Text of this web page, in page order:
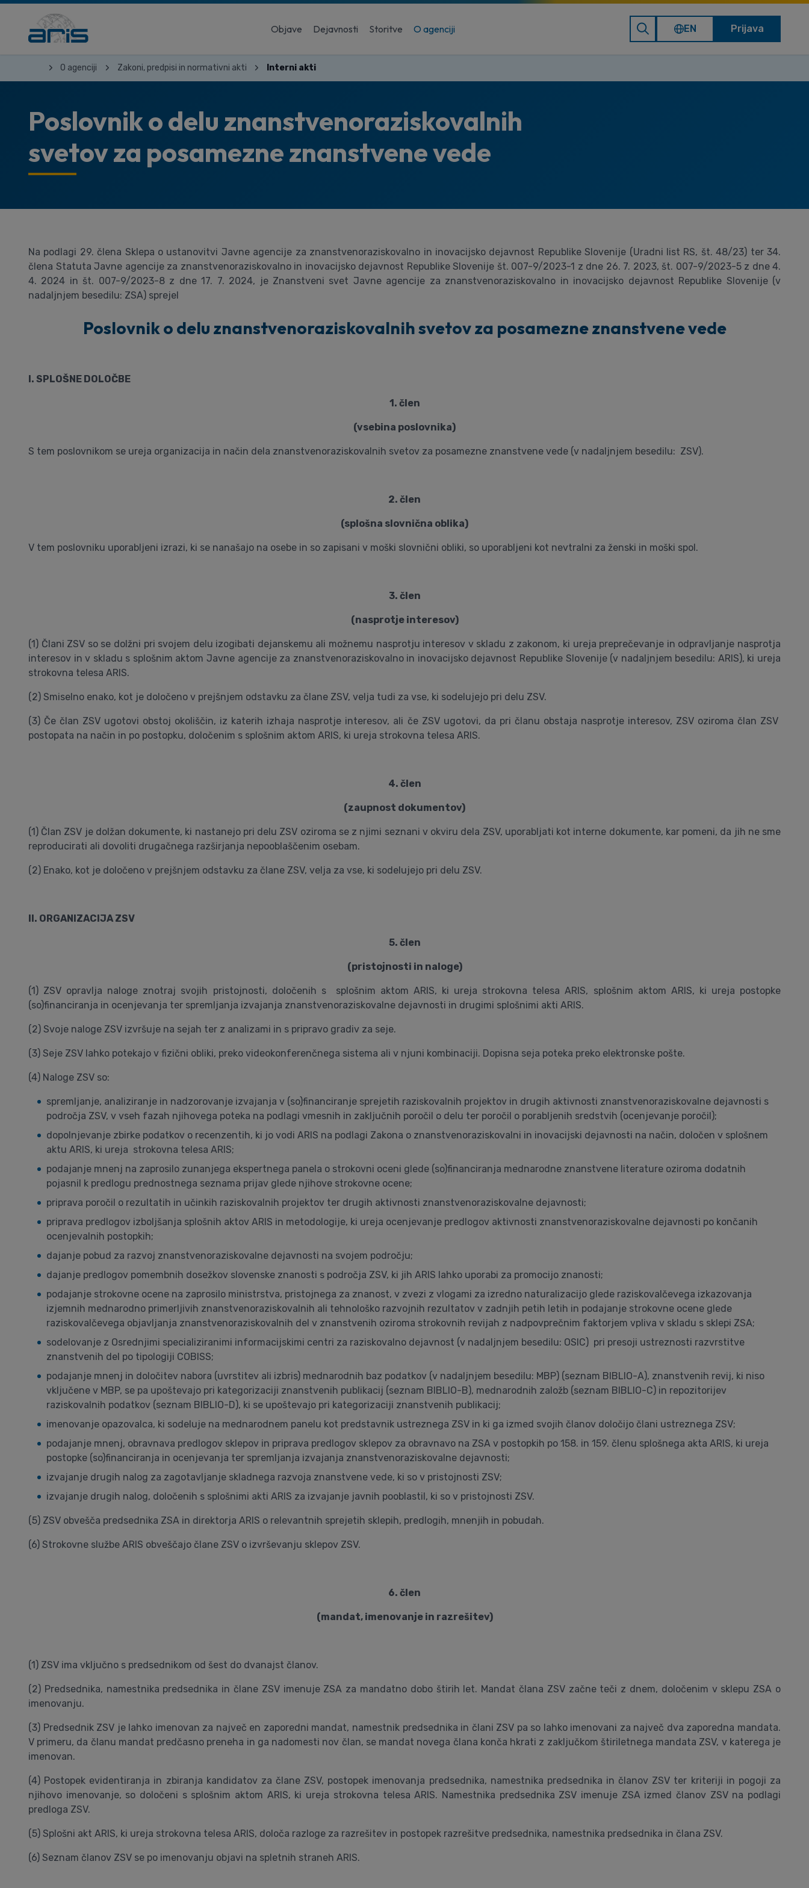
Objave Dejavnosti Storitve O agenciji EN Prijava
O agenciji Zakoni, predpisi in normativni akti Interni akti
Poslovnik o delu znanstvenoraziskovalnih
svetov za posamezne znanstvene vede
Na podlagi 29. člena Sklepa o ustanovitvi Javne agencije za znanstvenoraziskovalno in inovacijsko dejavnost Republike Slovenije (Uradni list RS, št. 48/23) ter 34.
člena Statuta Javne agencije za znanstvenoraziskovalno in inovacijsko dejavnost Republike Slovenije št. 007-9/2023-1 z dne 26. 7. 2023, št. 007-9/2023-5 z dne 4.
4. 2024 in št. 007-9/2023-8 z dne 17. 7. 2024, je Znanstveni svet Javne agencije za znanstvenoraziskovalno in inovacijsko dejavnost Republike Slovenije (v
nadaljnjem besedilu: ZSA) sprejel
Poslovnik o delu znanstvenoraziskovalnih svetov za posamezne znanstvene vede
I. SPLOŠNE DOLOČBE
1. člen
(vsebina poslovnika)
S tem poslovnikom se ureja organizacija in način dela znanstvenoraziskovalnih svetov za posamezne znanstvene vede (v nadaljnjem besedilu: ZSV).
2. člen
(splošna slovnična oblika)
V tem poslovniku uporabljeni izrazi, ki se nanašajo na osebe in so zapisani v moški slovnični obliki, so uporabljeni kot nevtralni za ženski in moški spol.
3. člen
(nasprotje interesov)
(1) Člani ZSV so se dolžni pri svojem delu izogibati dejanskemu ali možnemu nasprotju interesov v skladu z zakonom, ki ureja preprečevanje in odpravljanje nasprotja
interesov in v skladu s splošnim aktom Javne agencije za znanstvenoraziskovalno in inovacijsko dejavnost Republike Slovenije (v nadaljnjem besedilu: ARIS), ki ureja
strokovna telesa ARIS.
(2) Smiselno enako, kot je določeno v prejšnjem odstavku za člane ZSV, velja tudi za vse, ki sodelujejo pri delu ZSV.
(3) Če član ZSV ugotovi obstoj okoliščin, iz katerih izhaja nasprotje interesov, ali če ZSV ugotovi, da pri članu obstaja nasprotje interesov, ZSV oziroma član ZSV
postopata na način in po postopku, določenim s splošnim aktom ARIS, ki ureja strokovna telesa ARIS.
4. člen
(zaupnost dokumentov)
(1) Član ZSV je dolžan dokumente, ki nastanejo pri delu ZSV oziroma se z njimi seznani v okviru dela ZSV, uporabljati kot interne dokumente, kar pomeni, da jih ne sme
reproducirati ali dovoliti drugačnega razširjanja nepooblaščenim osebam.
(2) Enako, kot je določeno v prejšnjem odstavku za člane ZSV, velja za vse, ki sodelujejo pri delu ZSV.
II. ORGANIZACIJA ZSV
5. člen
(pristojnosti in naloge)
(1) ZSV opravlja naloge znotraj svojih pristojnosti, določenih s splošnim aktom ARIS, ki ureja strokovna telesa ARIS, splošnim aktom ARIS, ki ureja postopke
(so)financiranja in ocenjevanja ter spremljanja izvajanja znanstvenoraziskovalne dejavnosti in drugimi splošnimi akti ARIS.
(2) Svoje naloge ZSV izvršuje na sejah ter z analizami in s pripravo gradiv za seje.
(3) Seje ZSV lahko potekajo v fizični obliki, preko videokonferenčnega sistema ali v njuni kombinaciji. Dopisna seja poteka preko elektronske pošte.
(4) Naloge ZSV so:
spremljanje, analiziranje in nadzorovanje izvajanja v (so)financiranje sprejetih raziskovalnih projektov in drugih aktivnosti znanstvenoraziskovalne dejavnosti s
področja ZSV, v vseh fazah njihovega poteka na podlagi vmesnih in zaključnih poročil o delu ter poročil o porabljenih sredstvih (ocenjevanje poročil);
dopolnjevanje zbirke podatkov o recenzentih, ki jo vodi ARIS na podlagi Zakona o znanstvenoraziskovalni in inovacijski dejavnosti na način, določen v splošnem
aktu ARIS, ki ureja strokovna telesa ARIS;
podajanje mnenj na zaprosilo zunanjega ekspertnega panela o strokovni oceni glede (so)financiranja mednarodne znanstvene literature oziroma dodatnih
pojasnil k predlogu prednostnega seznama prijav glede njihove strokovne ocene;
priprava poročil o rezultatih in učinkih raziskovalnih projektov ter drugih aktivnosti znanstvenoraziskovalne dejavnosti;
priprava predlogov izboljšanja splošnih aktov ARIS in metodologije, ki ureja ocenjevanje predlogov aktivnosti znanstvenoraziskovalne dejavnosti po končanih
ocenjevalnih postopkih;
dajanje pobud za razvoj znanstvenoraziskovalne dejavnosti na svojem področju;
dajanje predlogov pomembnih dosežkov slovenske znanosti s področja ZSV, ki jih ARIS lahko uporabi za promocijo znanosti;
podajanje strokovne ocene na zaprosilo ministrstva, pristojnega za znanost, v zvezi z vlogami za izredno naturalizacijo glede raziskovalčevega izkazovanja
izjemnih mednarodno primerljivih znanstvenoraziskovalnih ali tehnološko razvojnih rezultatov v zadnjih petih letih in podajanje strokovne ocene glede
raziskovalčevega objavljanja znanstvenoraziskovalnih del v znanstvenih oziroma strokovnih revijah z nadpovprečnim faktorjem vpliva v skladu s sklepi ZSA;
sodelovanje z Osrednjimi specializiranimi informacijskimi centri za raziskovalno dejavnost (v nadaljnjem besedilu: OSIC) pri presoji ustreznosti razvrstitve
znanstvenih del po tipologiji COBISS;
podajanje mnenj in določitev nabora (uvrstitev ali izbris) mednarodnih baz podatkov (v nadaljnjem besedilu: MBP) (seznam BIBLIO-A), znanstvenih revij, ki niso
vključene v MBP, se pa upoštevajo pri kategorizaciji znanstvenih publikacij (seznam BIBLIO-B), mednarodnih založb (seznam BIBLIO-C) in repozitorijev
raziskovalnih podatkov (seznam BIBLIO-D), ki se upoštevajo pri kategorizaciji znanstvenih publikacij;
imenovanje opazovalca, ki sodeluje na mednarodnem panelu kot predstavnik ustreznega ZSV in ki ga izmed svojih članov določijo člani ustreznega ZSV;
podajanje mnenj, obravnava predlogov sklepov in priprava predlogov sklepov za obravnavo na ZSA v postopkih po 158. in 159. členu splošnega akta ARIS, ki ureja
postopke (so)financiranja in ocenjevanja ter spremljanja izvajanja znanstvenoraziskovalne dejavnosti;
izvajanje drugih nalog za zagotavljanje skladnega razvoja znanstvene vede, ki so v pristojnosti ZSV;
izvajanje drugih nalog, določenih s splošnimi akti ARIS za izvajanje javnih pooblastil, ki so v pristojnosti ZSV.
(5) ZSV obvešča predsednika ZSA in direktorja ARIS o relevantnih sprejetih sklepih, predlogih, mnenjih in pobudah.
(6) Strokovne službe ARIS obveščajo člane ZSV o izvrševanju sklepov ZSV.
6. člen
(mandat, imenovanje in razrešitev)
(1) ZSV ima vključno s predsednikom od šest do dvanajst članov.
(2) Predsednika, namestnika predsednika in člane ZSV imenuje ZSA za mandatno dobo štirih let. Mandat člana ZSV začne teči z dnem, določenim v sklepu ZSA o
imenovanju.
(3) Predsednik ZSV je lahko imenovan za največ en zaporedni mandat, namestnik predsednika in člani ZSV pa so lahko imenovani za največ dva zaporedna mandata.
V primeru, da članu mandat predčasno preneha in ga nadomesti nov član, se mandat novega člana konča hkrati z zaključkom štiriletnega mandata ZSV, v katerega je
imenovan.
(4) Postopek evidentiranja in zbiranja kandidatov za člane ZSV, postopek imenovanja predsednika, namestnika predsednika in članov ZSV ter kriteriji in pogoji za
njihovo imenovanje, so določeni s splošnim aktom ARIS, ki ureja strokovna telesa ARIS. Namestnika predsednika ZSV imenuje ZSA izmed članov ZSV na podlagi
predloga ZSV.
(5) Splošni akt ARIS, ki ureja strokovna telesa ARIS, določa razloge za razrešitev in postopek razrešitve predsednika, namestnika predsednika in člana ZSV.
(6) Seznam članov ZSV se po imenovanju objavi na spletnih straneh ARIS.